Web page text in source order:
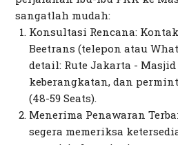
sangatlah mudah:
Konsultasi Rencana:
Beetrans (telepon atau
detail: Rute Jakarta -
keberangkatan, dan
(48-59 Seats).
Menerima Penawaran
segera memeriksa